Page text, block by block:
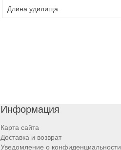
Длина удилища
Информация
Карта сайта
Доставка и возврат
Уведомление о конфиденциальности